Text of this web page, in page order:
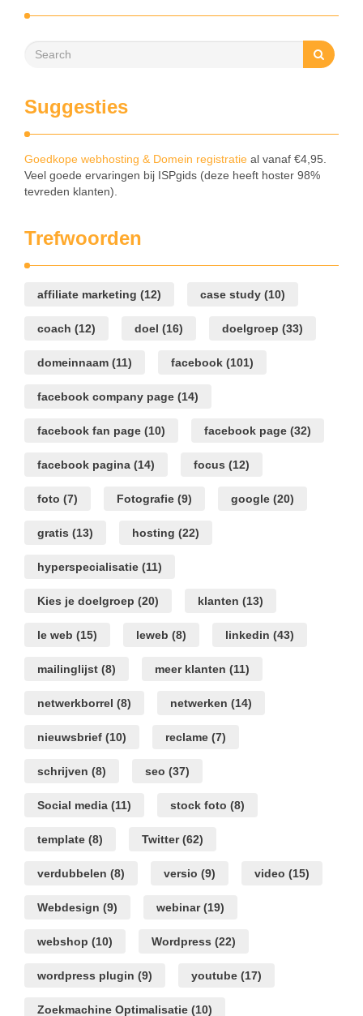
Suggesties
Goedkope webhosting & Domein registratie al vanaf €4,95.
Veel goede ervaringen bij ISPgids (deze heeft hoster 98%
tevreden klanten).
Trefwoorden
affiliate marketing (12) case study (10)
coach (12) doel (16) doelgroep (33)
domeinnaam (11) facebook (101)
facebook company page (14)
facebook fan page (10) facebook page (32)
facebook pagina (14) focus (12)
foto (7) Fotografie (9) google (20)
gratis (13) hosting (22)
hyperspecialisatie (11)
Kies je doelgroep (20) klanten (13)
le web (15) leweb (8) linkedin (43)
mailinglijst (8) meer klanten (11)
netwerkborrel (8) netwerken (14)
nieuwsbrief (10) reclame (7)
schrijven (8) seo (37)
Social media (11) stock foto (8)
template (8) Twitter(62)
verdubbelen (8) versio (9) video (15)
Webdesign (9) webinar(19)
webshop (10) Wordpress (22)
wordpress plugin (9) youtube (17)
Zoekmachine Optimalisatie (10)